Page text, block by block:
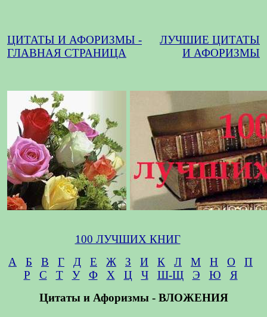
ЦИТАТЫ И АФОРИЗМЫ -
ГЛАВНАЯ СТРАНИЦА
ЛУЧШИЕ ЦИТАТЫ
И АФОРИЗМЫ
100 ЛУЧШИХ КНИГ
А
Б В Г Д Е Ж З И К Л М Н О
П
Р
С Т У Ф Х Ц Ч Ш-Щ Э Ю
Я
Цитаты и Афоризмы - ВЛОЖЕНИЯ